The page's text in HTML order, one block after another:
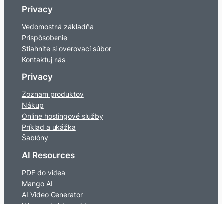
Privacy
Vedomostná základňa
Prispôsobenie
Stiahnite si overovací súbor
Kontaktuj nás
Privacy
Zoznam produktov
Nákup
Online hostingové služby
Príklad a ukážka
Šablóny
AI Resources
PDF do videa
Mango AI
AI Video Generator